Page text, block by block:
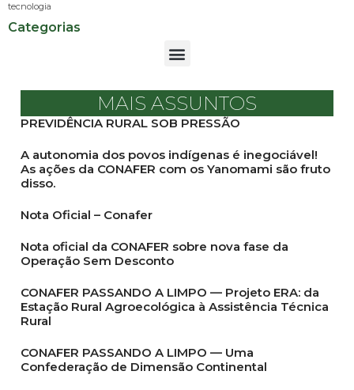
tecnologia
Categorias
MAIS ASSUNTOS
PREVIDÊNCIA RURAL SOB PRESSÃO
A autonomia dos povos indígenas é inegociável!
As ações da CONAFER com os Yanomami são fruto
disso.
Nota Oficial – Conafer
Nota oficial da CONAFER sobre nova fase da
Operação Sem Desconto
CONAFER PASSANDO A LIMPO — Projeto ERA: da
Estação Rural Agroecológica à Assistência Técnica
Rural
CONAFER PASSANDO A LIMPO — Uma
Confederação de Dimensão Continental